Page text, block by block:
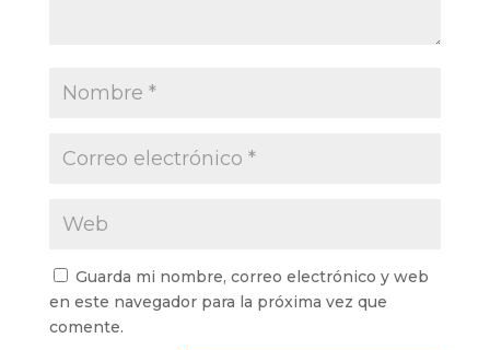
Guarda mi nombre, correo electrónico y web
en este navegador para la próxima vez que
comente.